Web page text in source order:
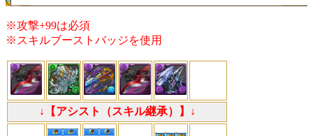
※攻撃+99は必須
※スキルブーストバッジを使用
↓【アシスト（スキル継承）】↓